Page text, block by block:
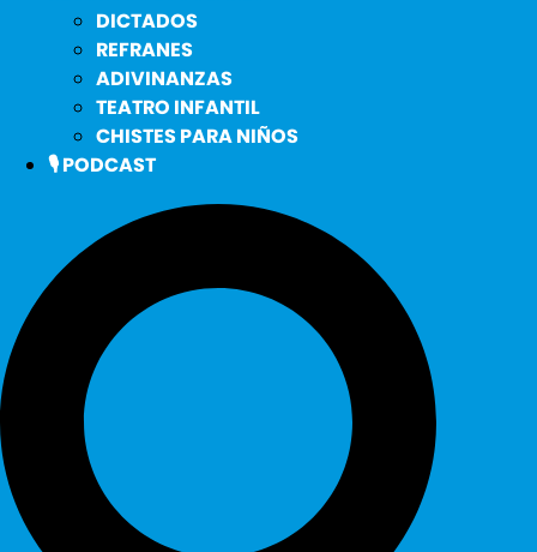
DICTADOS
REFRANES
ADIVINANZAS
TEATRO INFANTIL
CHISTES PARA NIÑOS
🎙️ PODCAST